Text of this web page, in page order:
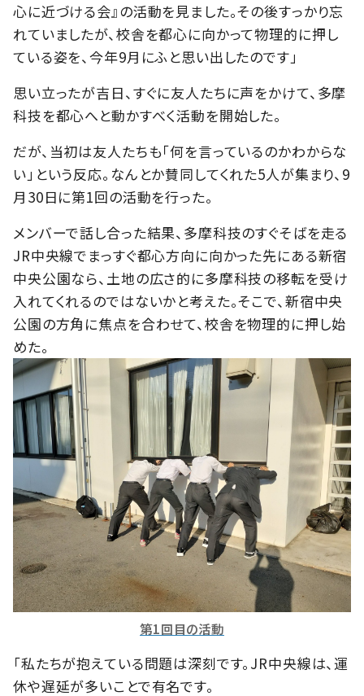
心に近づける会』の活動を見ました。その後すっかり忘
れていましたが、校舎を都心に向かって物理的に押し
ている姿を、今年9月にふと思い出したのです」
思い立ったが吉日、すぐに友人たちに声をかけて、多摩
科技を都心へと動かすべく活動を開始した。
だが、当初は友人たちも「何を言っているのかわからな
い」という反応。なんとか賛同してくれた5人が集まり、9
月30日に第1回の活動を行った。
メンバーで話し合った結果、多摩科技のすぐそばを走る
JR中央線でまっすぐ都心方向に向かった先にある新宿
中央公園なら、土地の広さ的に多摩科技の移転を受け
入れてくれるのではないかと考えた。そこで、新宿中央
公園の方角に焦点を合わせて、校舎を物理的に押し始
めた。
第1回目の活動
「私たちが抱えている問題は深刻です。JR中央線は、運
休や遅延が多いことで有名です。